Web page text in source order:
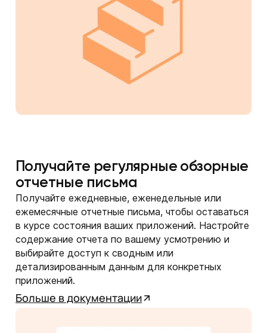
Получайте регулярные обзорные
отчетные письма
Получайте ежедневные, еженедельные или
ежемесячные отчетные письма, чтобы оставаться
в курсе состояния ваших приложений. Настройте
содержание отчета по вашему усмотрению и
выбирайте доступ к сводным или
детализированным данным для конкретных
приложений.
Больше в документации